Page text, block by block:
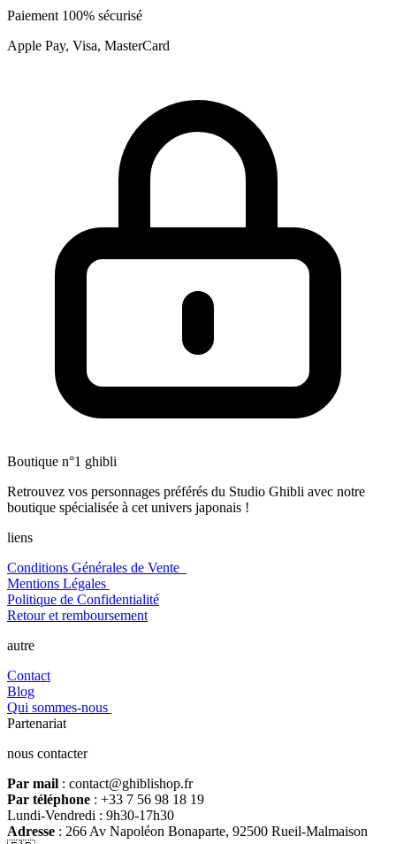
Paiement 100% sécurisé
Apple Pay, Visa, MasterCard
Boutique n°1 ghibli
Retrouvez vos personnages préférés du Studio Ghibli avec notre
boutique spécialisée à cet univers japonais !
liens
Conditions Générales de Vente
Mentions Légales
Politique de Confidentialité
Retour et remboursement
autre
Contact
Blog
Qui sommes-nous
Partenariat
nous contacter
Par mail : contact@ghiblishop.fr
Par téléphone : +33 7 56 98 18 19
Lundi-Vendredi : 9h30-17h30
Adresse : 266 Av Napoléon Bonaparte, 92500 Rueil-Malmaison